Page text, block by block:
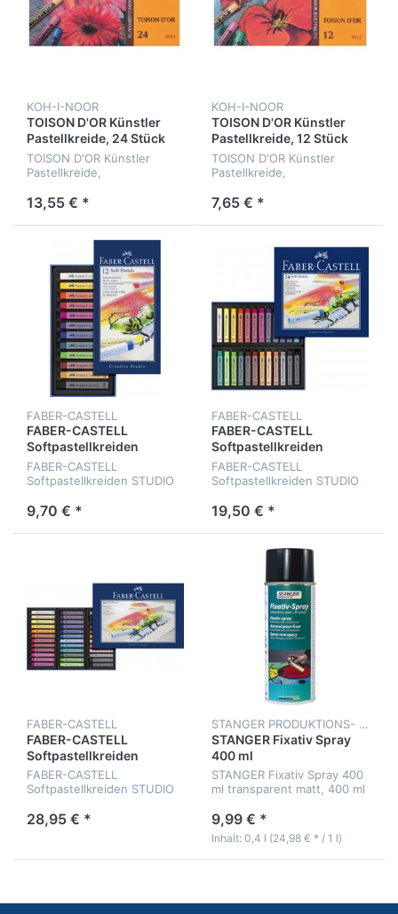
KOH-I-NOOR
TOISON D'OR Künstler
Pastellkreide, 24 Stück
TOISON D'OR Künstler
Pastellkreide,
Kreiden
13,55 € *
KOH-I-NOOR
TOISON D'OR Künstler
Pastellkreide, 12 Stück
TOISON D'OR Künstler
Pastellkreide,
Kreiden
7,65 € *
FABER-CASTELL
FABER-CASTELL
Softpastellkreiden
STUDIO QUALITY
FABER-CASTELL
Softpastellkreiden STUDIO
9,70 € *
FABER-CASTELL
FABER-CASTELL
Softpastellkreiden
STUDIO QUALITY
FABER-CASTELL
Softpastellkreiden STUDIO
19,50 € *
FABER-CASTELL
FABER-CASTELL
Softpastellkreiden
STUDIO QUALITY
FABER-CASTELL
Softpastellkreiden STUDIO
28,95 € *
STANGER PRODUKTIONS- UND VERTRIEBS GMBH
STANGER Fixativ Spray
400 ml
STANGER Fixativ Spray 400
ml transparent matt, 400 ml
9,99 € *
Inhalt: 0,4 l (24,98 € * / 1 l)